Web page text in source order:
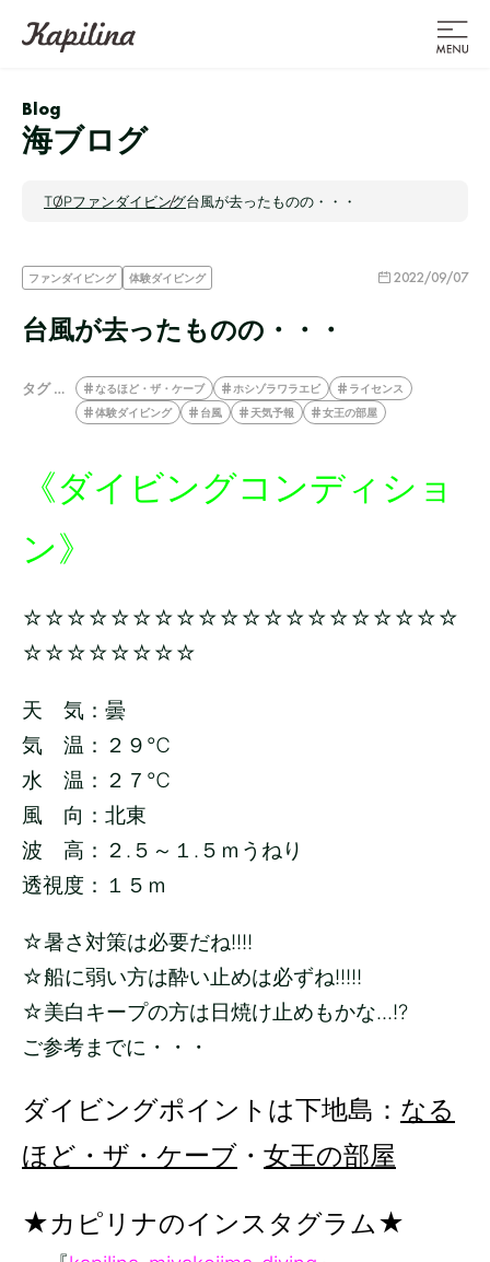
Blog
海ブログ
TOPファンダイビング台風が去ったものの・・・
ファンダイビング 体験ダイビング 2022/09/07
台風が去ったものの・・・
タグ … なるほど・ザ・ケーブ ホシゾラワラエビ
ライセンス
体験ダイビング
台風 天気予報 女王の部屋
《ダイビングコンディショ
ン》
☆☆☆☆☆☆☆☆☆☆☆☆☆☆☆☆☆☆☆☆
☆☆☆☆☆☆☆☆
天 気：曇
気 温：２９ ℃
水 温：２７ ℃
風 向：北東
波 高：２.５～１.５ ｍうねり
透視度：１５ｍ
☆暑さ対策は必要だね!!!!
☆船に弱い方は酔い止めは必ずね!!!!!
☆美白キープの方は日焼け止めもかな...!?
ご参考までに・・・
ダイビングポイントは下地島： なる
ほど・ザ・ケーブ ・ 女王の部屋
★カピリナのインスタグラム★